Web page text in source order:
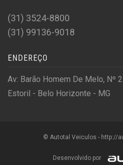
(31) 3524-8800
(31) 99136-9018
ENDEREÇO
Av: Barão Homem De Melo, Nº
Estoril - Belo Horizonte - MG
© Autotal Veiculos - http://
Desenvolvido por